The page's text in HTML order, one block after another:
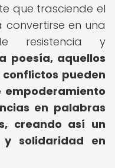
que trasciende el
en una
resistencia y
poesía, aquellos
pueden
en palabras
creando así un
solidaridad en